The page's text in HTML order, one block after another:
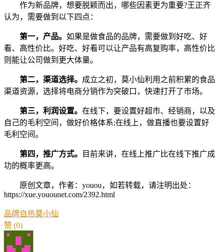
作为新品牌，想要脱颖而出，哪些因素更为重要?王正齐
认为，需要做到以下四点：
第一，产品。 如果是做食品的品牌，需要做到好吃、好
看、高性价比。好吃、好看可以让产品有高复购率，高性价比
则能让公司做到更大体量。
第二，渠道选择。 成立之初，莫小仙利用之前积累的食品
渠道资源，选择将电商分销作为突破口，快速打开了市场。
第三，利润设置。 在线下，要设置好超市、经销商，以及
自己的毛利空间，做好价格体系;在线上，做直播也要设置好
毛利空间。
第四，推广方式。
目前来讲，在线上推广比在线下推广成
功的概率更高。
原创文章，作者：youou，如若转载，请注明出处：
https://xue.youounet.com/2392.html
品牌自热莫小仙
赞 (0)